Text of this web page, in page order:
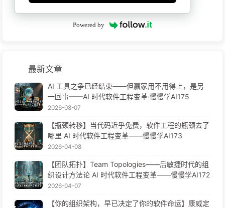
Powered by
最新文章
AI 工具之争已经结束——但赢家用不用得上，是另
一回事——AI 时代软件工程变革·慢慢学AI175
2026-08-07
【瓶颈转移】当代码近乎免费，软件工程的瓶颈去了
哪里 AI 时代软件工程变革——慢慢学AI173
2026-04-08
【团队拓扑】Team Topologies——后敏捷时代的组
织设计方法论 AI 时代软件工程变革——慢慢学AI172
2026-04-07
【你的组织架构，早已决定了你的软件命运】康威定